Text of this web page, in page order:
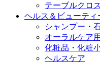
テーブルクロス
ヘルス＆ビューティ
シャンプー・
オーラルケア
化粧品・化粧
ヘルスケア